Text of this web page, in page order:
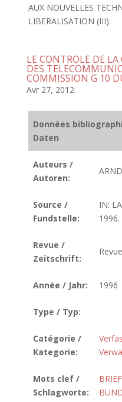
AUX NOUVELLES
LIBERALISATION (III).
LE CONTROLE DE
DES
COMMISSION G 10
Avr 27, 2012
Données
Daten
Auteurs /
Autoren:
Source /
Fundstelle:
IN:
Revue /
Zeitschrift:
Année / Jahr: 1996
Type / Typ:
Catégorie /
Kategorie:
Mots clef /
Schlagworte: